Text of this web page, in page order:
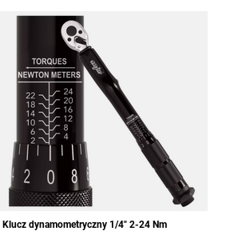
Klucz dynamometryczny 1/4" 2-24 Nm